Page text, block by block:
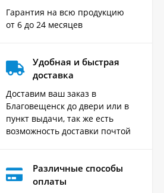
Гарантия на всю продукцию
от 6 до 24 месяцев
Удобная и быстрая
доставка
Доставим ваш заказ в
Благовещенск до двери или в
пункт выдачи, так же есть
возможность доставки почтой
Различные способы
оплаты